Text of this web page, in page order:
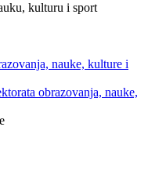
kulturu i sport
nauke, kulture i
obrazovanja, nauke,